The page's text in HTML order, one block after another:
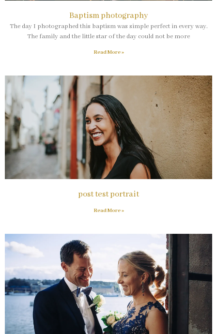
Baptism photography
The day I photographed this baptism was simple perfect in every way.
The family and the little star of the day could not be more
Read More »
post test portrait
Read More »